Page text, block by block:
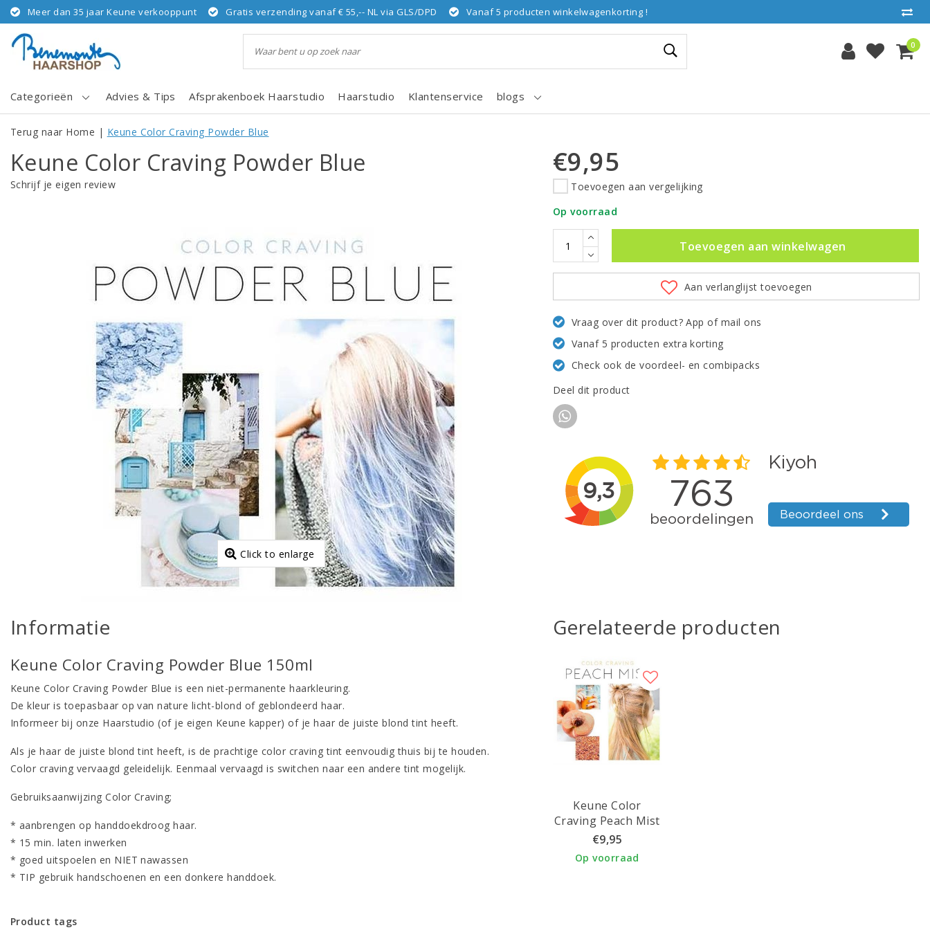
Meer dan 35 jaar Keune verkooppunt Gratis verzending vanaf € 55,-- NL via GLS/DPD Vanaf 5 producten winkelwagenkorting !
0
Categorieën Advies & Tips Afsprakenboek Haarstudio Haarstudio Klantenservice blogs
Terug naar Home | Keune Color Craving Powder Blue
Keune Color Craving Powder Blue
Schrijf je eigen review
Click to enlarge
€9,95
Toevoegen aan vergelijking
Op voorraad
Toevoegen aan winkelwagen
Aan verlanglijst toevoegen
Vraag over dit product? App of mail ons
Vanaf 5 producten extra korting
Check ook de voordeel- en combipacks
Deel dit product
Informatie
Keune Color Craving Powder Blue 150ml
Keune Color Craving Powder Blue is een niet-permanente haarkleuring.
De kleur is toepasbaar op van nature licht-blond of geblondeerd haar.
Informeer bij onze Haarstudio (of je eigen Keune kapper) of je haar de juiste blond tint heeft.
Als je haar de juiste blond tint heeft, is de prachtige color craving tint eenvoudig thuis bij te houden.
Color craving vervaagd geleidelijk. Eenmaal vervaagd is switchen naar een andere tint mogelijk.
Gebruiksaanwijzing Color Craving;
* aanbrengen op handdoekdroog haar.
* 15 min. laten inwerken
* goed uitspoelen en NIET nawassen
* TIP gebruik handschoenen en een donkere handdoek.
Product tags
Gerelateerde producten
Keune Color
Craving Peach Mist
€9,95
Op voorraad